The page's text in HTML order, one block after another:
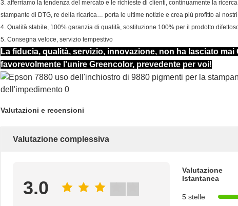
3. afferriamo la tendenza del mercato e le richieste di clienti, continuamente la
stampante di DTG, re della ricarica… porta le ultime notizie e crea più profitto ai
4. Qualità stabile, 100% garanzia di qualità, sostituzione 100% per il prodotto
5. Consegna veloce, servizio tempestivo
La fiducia, qualità, servizio, innovazione, non ha lasciato
favorevolmente l'unire Greencolor, prevedente per voi!
Valutazioni e recensioni
Valutazione complessiva
3.0
Valutazione
Istantanea
5 stelle